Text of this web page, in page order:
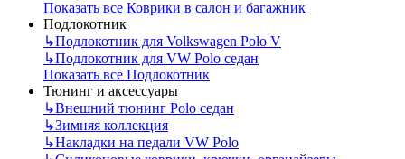
Показать все Коврики в салон и багажник
Подлокотник
↳Подлокотник для Volkswagen Polo V
↳Подлокотник для VW Polo седан
Показать все Подлокотник
Тюнинг и аксессуары
↳Внешний тюнинг Polo седан
↳Зимняя коллекция
↳Накладки на педали VW Polo